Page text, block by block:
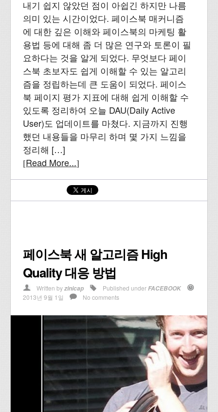
내기 쉽지 않았던 점이 아쉽긴 하지만 나름
의미 있는 시간이었다. 페이스북 매커니즘
에 대한 깊은 이해와 페이스북의 마케팅 활
용법 등에 대해 좀 더 많은 연구와 토론이 필
요하다는 것을 알게 되었다. 무엇보다 페이
스북 초보자도 쉽게 이해할 수 있는 알고리
즘을 정립하는데 큰 도움이 되었다. 페이스
북 페이지 평가 지표에 대해 쉽게 이해할 수
있도록 정리하여 오늘 DAU(Daily Active
User)도 업데이트를 마쳤다. 지금까지 진행
했던 내용들을 마무리 하며 몇 가지 느낌을
정리해 […]
[Read More...]
페이스북 새 알고리즘 High
Quality 대응 방법
Written byzinicap Published underFACEBOOK
2013년 9월 1일
No comments